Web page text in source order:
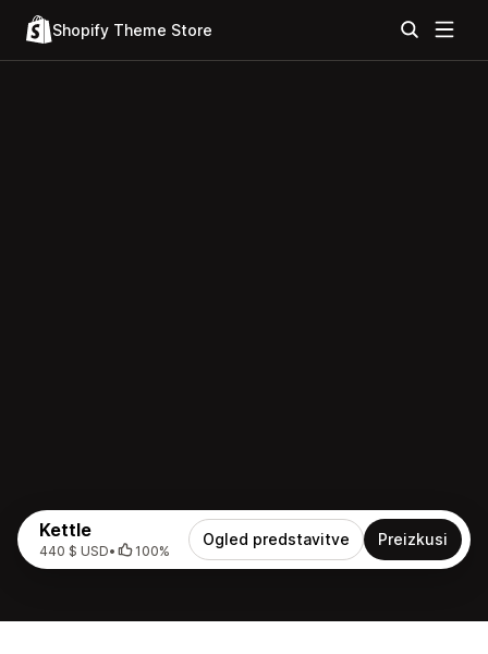
Shopify Theme Store
Kettle
440 $ USD• 100%
Ogled predstavitve Preizkusi